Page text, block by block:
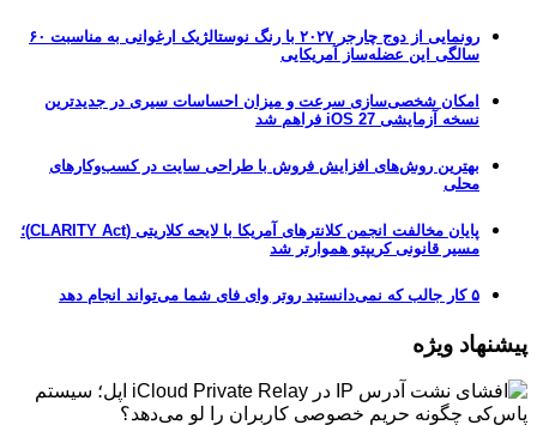
رونمایی از دوج چارجر ۲۰۲۷ با رنگ نوستالژیک ارغوانی به مناسبت ۶۰
سالگی این عضله‌ساز آمریکایی
امکان شخصی‌سازی سرعت و میزان احساسات سیری در جدیدترین
نسخه آزمایشی iOS 27 فراهم شد
بهترین روش‌های افزایش فروش با طراحی سایت در کسب‌وکارهای
محلی
پایان مخالفت انجمن کلانترهای آمریکا با لایحه کلاریتی (CLARITY Act)؛
مسیر قانونی کریپتو هموارتر شد
۵ کار جالب که نمی‌دانستید روتر وای فای شما می‌تواند انجام دهد
پیشنهاد ویژه